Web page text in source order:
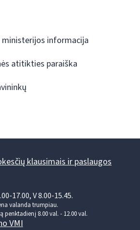
ministerijos informacija
atitikties paraiška
klausimais ir paslaugos
17.00, V 8.00-15.45.
valanda trumpiau.
penktadienį 8.00 val. - 12.00 val.
VMI